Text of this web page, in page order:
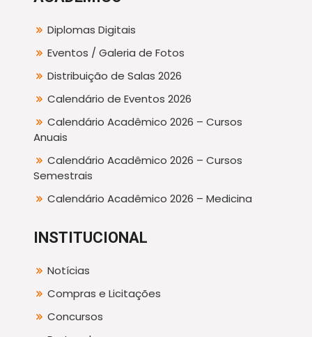
Diplomas Digitais
Eventos / Galeria de Fotos
Distribuição de Salas 2026
Calendário de Eventos 2026
Calendário Acadêmico 2026 – Cursos
Anuais
Calendário Acadêmico 2026 – Cursos
Semestrais
Calendário Acadêmico 2026 – Medicina
INSTITUCIONAL
Notícias
Compras e Licitações
Concursos